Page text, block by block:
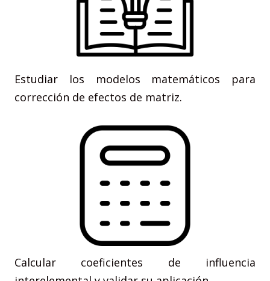
Estudiar los modelos matemáticos para
corrección de efectos de matriz.
Calcular coeficientes de influencia